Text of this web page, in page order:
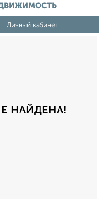
Личный кабинет
НАЙДЕНА!